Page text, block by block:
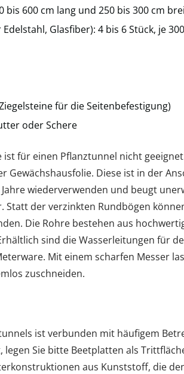
bis 600 cm lang und 250 bis 300 cm
Glasfiber): 4 bis 6 Stück, je
für die Seitenbefestigung)
oder Schere
für einen Pflanztunnel nicht
Gewächshausfolie. Diese ist in der
wiederverwenden und beugt
Statt der verzinkten Rundbögen
Die Rohre bestehen aus
sind die Wasserleitungen für
Mit einem scharfen Messer
zuschneiden.
ist verbunden mit häufigem
legen Sie bitte Beetplatten als
aus Kunststoff, die